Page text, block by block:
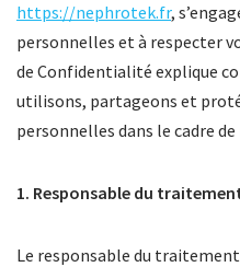
https://nephrotek.fr,
personnelles et à respecter
de Confidentialité explique
utilisons, partageons et
personnelles dans le cadre
1. Responsable du
Le responsable du